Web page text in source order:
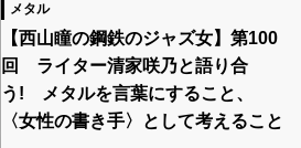
メタル
【西山瞳の鋼鉄のジャズ女】第100
回 ライター清家咲乃と語り合
う! メタルを言葉にすること、
〈女性の書き手〉として考えること